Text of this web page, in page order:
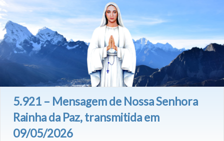
5.921 – Mensagem de Nossa Senhora
Rainha da Paz, transmitida em
09/05/2026